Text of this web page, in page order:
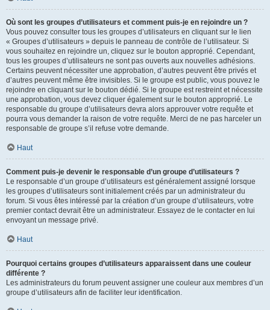
Où sont les groupes d’utilisateurs et comment puis-je en rejoindre un ?
Vous pouvez consulter tous les groupes d’utilisateurs en cliquant sur le lien
« Groupes d’utilisateurs » depuis le panneau de contrôle de l’utilisateur. Si
vous souhaitez en rejoindre un, cliquez sur le bouton approprié. Cependant,
tous les groupes d’utilisateurs ne sont pas ouverts aux nouvelles adhésions.
Certains peuvent nécessiter une approbation, d’autres peuvent être privés et
d’autres peuvent même être invisibles. Si le groupe est public, vous pouvez le
rejoindre en cliquant sur le bouton dédié. Si le groupe est restreint et nécessite
une approbation, vous devez cliquer également sur le bouton approprié. Le
responsable du groupe d’utilisateurs devra alors approuver votre requête et
pourra vous demander la raison de votre requête. Merci de ne pas harceler un
responsable de groupe s’il refuse votre demande.
Haut
Comment puis-je devenir le responsable d’un groupe d’utilisateurs ?
Le responsable d’un groupe d’utilisateurs est généralement assigné lorsque
les groupes d’utilisateurs sont initialement créés par un administrateur du
forum. Si vous êtes intéressé par la création d’un groupe d’utilisateurs, votre
premier contact devrait être un administrateur. Essayez de le contacter en lui
envoyant un message privé.
Haut
Pourquoi certains groupes d’utilisateurs apparaissent dans une couleur
différente ?
Les administrateurs du forum peuvent assigner une couleur aux membres d’un
groupe d’utilisateurs afin de faciliter leur identification.